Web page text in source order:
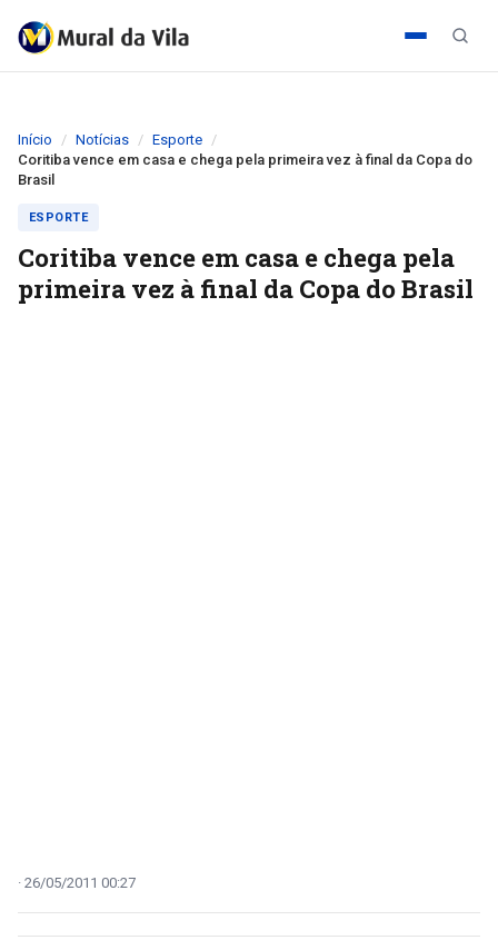
Início Notícias
Esporte
Coritiba vence em casa e chega pela primeira vez à final da Copa do
Brasil
ESPORTE
Coritiba vence em casa e chega pela
primeira vez à final da Copa do Brasil
26/05/2011 00:27